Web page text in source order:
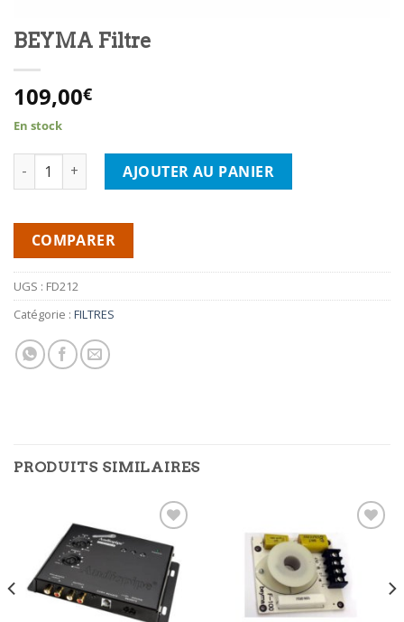
BEYMA Filtre
109,00€
En stock
quantité de BEYMA FiltreAJOUTER AU PANIER
COMPARER
UGS : FD212
Catégorie : FILTRES
PRODUITS SIMILAIRES
Ajouter
à la
wishlist
Ajouter